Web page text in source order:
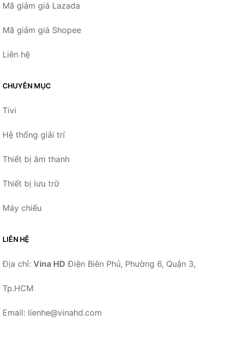
Mã giảm giá Lazada
Mã giảm giá Shopee
Liên hệ
CHUYÊN MỤC
Tivi
Hệ thống giải trí
Thiết bị âm thanh
Thiết bị lưu trữ
Máy chiếu
LIÊN HỆ
Địa chỉ: Vina HD Điện Biên Phủ, Phường 6, Quận 3,
Tp.HCM
Email: lienhe@vinahd.com